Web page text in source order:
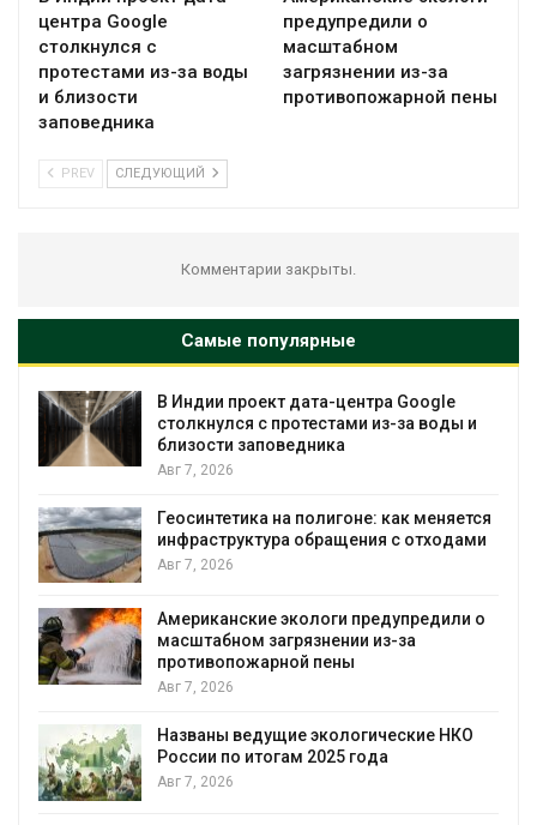
центра Google
столкнулся с
протестами из-за воды
и близости
заповедника
предупредили о
масштабном
загрязнении из-за
противопожарной пены
PREV СЛЕДУЮЩИЙ
Комментарии закрыты.
Самые популярные
В Индии проект дата-центра Google
столкнулся с протестами из-за воды и
близости заповедника
Авг 7, 2026
Геосинтетика на полигоне: как меняется
инфраструктура обращения с отходами
Авг 7, 2026
Американские экологи предупредили о
масштабном загрязнении из-за
противопожарной пены
Авг 7, 2026
Названы ведущие экологические НКО
России по итогам 2025 года
Авг 7, 2026